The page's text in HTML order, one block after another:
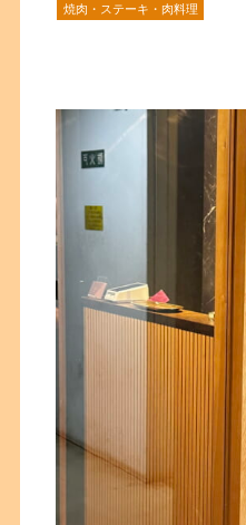
焼肉・ステーキ・肉料理